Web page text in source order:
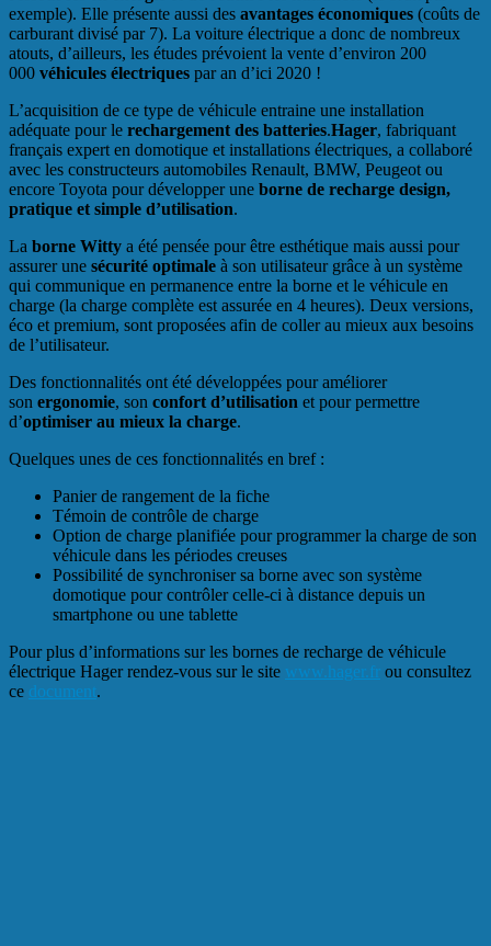
exemple). Elle présente aussi des avantages économiques (coûts de
carburant divisé par 7). La voiture électrique a donc de nombreux
atouts, d’ailleurs, les études prévoient la vente d’environ 200
000 véhicules électriques par an d’ici 2020 !
L’acquisition de ce type de véhicule entraine une installation
adéquate pour le rechargement des batteries.Hager, fabriquant
français expert en domotique et installations électriques, a collaboré
avec les constructeurs automobiles Renault, BMW, Peugeot ou
encore Toyota pour développer une borne de recharge design,
pratique et simple d’utilisation.
La borne Witty a été pensée pour être esthétique mais aussi pour
assurer une sécurité optimale à son utilisateur grâce à un système
qui communique en permanence entre la borne et le véhicule en
charge (la charge complète est assurée en 4 heures). Deux versions,
éco et premium, sont proposées afin de coller au mieux aux besoins
de l’utilisateur.
Des fonctionnalités ont été développées pour améliorer
son ergonomie, son confort d’utilisation et pour permettre
d’optimiser au mieux la charge.
Quelques unes de ces fonctionnalités en bref :
Panier de rangement de la fiche
Témoin de contrôle de charge
Option de charge planifiée pour programmer la charge de son
véhicule dans les périodes creuses
Possibilité de synchroniser sa borne avec son système
domotique pour contrôler celle-ci à distance depuis un
smartphone ou une tablette
Pour plus d’informations sur les bornes de recharge de véhicule
électrique Hager rendez-vous sur le site www.hager.fr ou consultez
ce document.